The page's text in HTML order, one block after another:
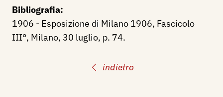
indietro
Bibliografia:
1906 - Esposizione di Milano 1906, Fascicolo
III°, Milano, 30 luglio, p. 74.